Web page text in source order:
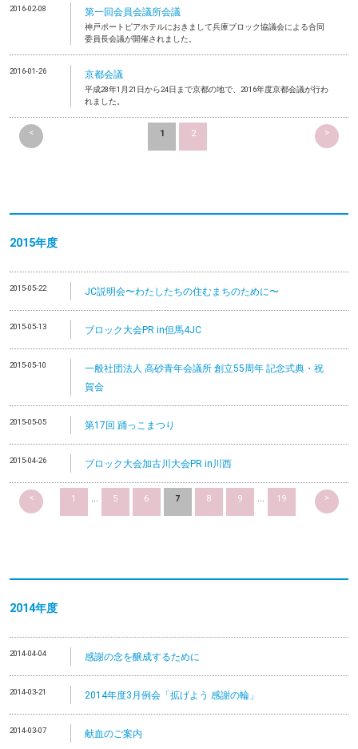
2016-02-08 第一回会員会議所会議
神戸ポートピアホテルにおきまして兵庫ブロック協議会による合同
委員長会議が開催されました。
2016-01-26 京都会議
平成28年1月21日から24日まで京都の地で、2016年度京都会議が行わ
れました。
< 1 2 >
2015年度
2015-05-22 JC説明会〜わたしたちの住むまちのために〜
2015-05-13 ブロック大会PR in但馬4JC
2015-05-10
一般社団法人 高砂青年会議所 創立55周年 記念式典・祝
賀会
2015-05-05 第17回 踊っこまつり
2015-04-26 ブロック大会加古川大会PR in川西
< 1 ... 5 6 7 8 9 ... 19 >
2014年度
2014-04-04 感謝の念を醸成するために
2014-03-21 2014年度3月例会「拡げよう 感謝の輪」
2014-03-07 献血のご案内